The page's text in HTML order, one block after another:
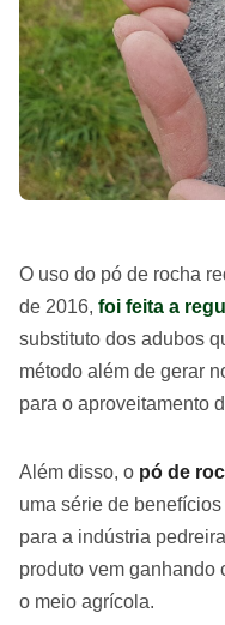
O uso do pó de rocha
de 2016, foi feita a
substituto dos adubos
método além de gerar
para o aproveitamento
Além disso, o pó de
uma série de
para a indústria
produto vem ganhando
o meio agrícola.